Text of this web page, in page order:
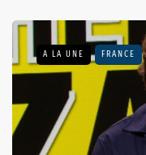
A LA UNE FRANCE